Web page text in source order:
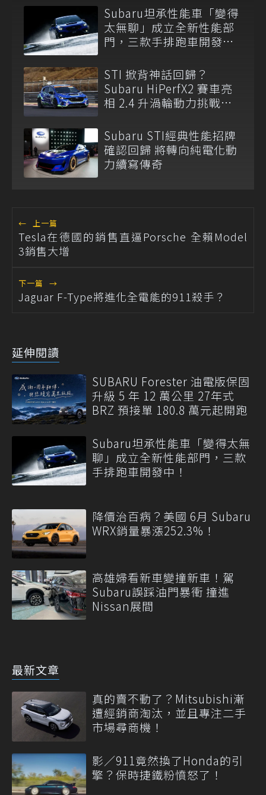
Subaru坦承性能車「變得
太無聊」成立全新性能部
門，三款手排跑車開發
STI 掀背神話回歸？
Subaru HiPerfX2 賽車亮
相 2.4 升渦輪動力挑戰耐
Subaru STI經典性能招牌
確認回歸 將轉向純電化動
力續寫傳奇
← 上一篇
Tesla在德國的銷售直逼Porsche 全賴Model
3銷售大增
下一篇 →
Jaguar F-Type將進化全電能的911殺手？
延伸閱讀
SUBARU Forester 油電版保固
升級 5 年 12 萬公里 27年式
BRZ 預接單 180.8 萬元起開跑
Subaru坦承性能車「變得太無
聊」成立全新性能部門，三款
手排跑車開發中！
降價治百病？美國 6月 Subaru
WRX銷量暴漲252.3%！
高雄婦看新車變撞新車！駕
Subaru誤踩油門暴衝 撞進
Nissan展間
最新文章
真的賣不動了？Mitsubishi漸
遭經銷商淘汰，並且專注二手
市場尋商機！
影／911竟然換了Honda的引
擎？保時捷鐵粉憤怒了！